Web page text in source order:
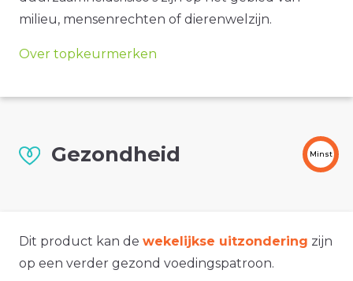
milieu, mensenrechten of dierenwelzijn.
Over topkeurmerken
Gezondheid Minst
Dit product kan de wekelijkse uitzondering zijn
op een verder gezond voedingspatroon.